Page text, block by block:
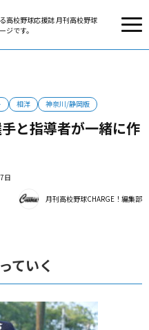
高校野球応援誌 月刊高校野球
ジです。
相洋 神奈川/静岡版
と指導者が一緒に作
日
月刊高校野球CHARGE！編集部
ていく